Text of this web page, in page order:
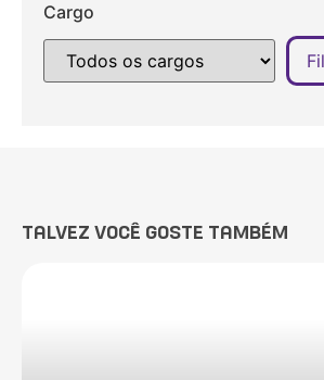
Cargo
TALVEZ VOCÊ GOSTE TAMBÉM